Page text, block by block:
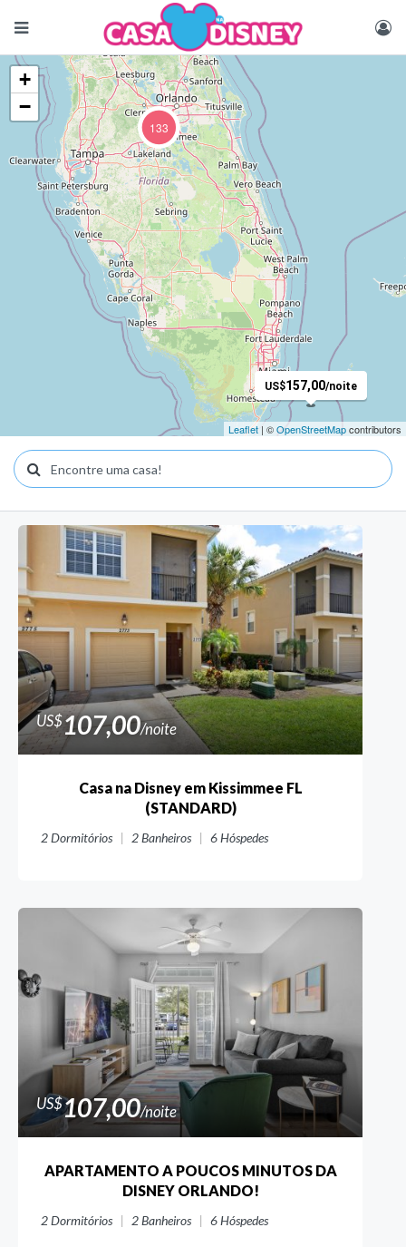
US$157,00/noite
133
+
−
Leaflet | ©OpenStreetMapcontributors
US$107,00/noite
Casa na Disney em Kissimmee FL
(STANDARD)
2Dormitórios 2Banheiros 6Hóspedes
US$107,00/noite
APARTAMENTO A POUCOS MINUTOS DA
DISNEY ORLANDO!
2Dormitórios 2Banheiros 6Hóspedes